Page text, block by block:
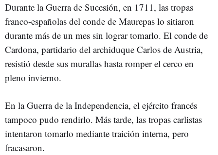
Durante la Guerra de Sucesión, en 1711, las tropas
franco-españolas del conde de Maurepas lo sitiaron
durante más de un mes sin lograr tomarlo. El conde de
Cardona, partidario del archiduque Carlos de Austria,
resistió desde sus murallas hasta romper el cerco en
pleno invierno.
En la Guerra de la Independencia, el ejército francés
tampoco pudo rendirlo. Más tarde, las tropas carlistas
intentaron tomarlo mediante traición interna, pero
fracasaron.